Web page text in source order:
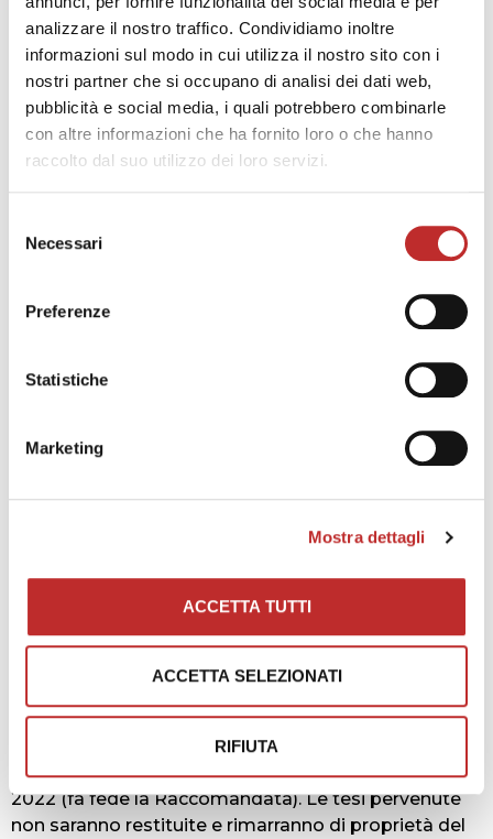
analizzare il nostro traffico. Condividiamo inoltre
informazioni sul modo in cui utilizza il nostro sito con i
nostri partner che si occupano di analisi dei dati web,
pubblicità e social media, i quali potrebbero combinarle
con altre informazioni che ha fornito loro o che hanno
raccolto dal suo utilizzo dei loro servizi.
delNecessari
Preferenze
Statistiche
Marketing
Mostra dettagli
ACCETTA TUTTI
ACCETTA SELEZIONATI
RIFIUTA
I vincitori del Premio Musicainsieme non possono
ripresentare domanda di partecipazione alle edizioni
successive. È invece possibile per tutti gli altri
concorrenti ripresentare candidature già proposte
nelle edizioni precedenti.
La Commissione giudicatrice sarà formata dai due
(attualmente maestri Franco Calabretto e Eddi De
Nadai) e dal rappresentate designato dalla famiglia
Criteri di valutazione principali, ciascuno
la votazione conseguita
l’interesse musicale del programma ai fini
Musicainsieme
Le tesi e i programmi (con attestazione che sono
concerto andranno spedite: una copia in formato
formato pdf al seguente indirizzo: Centro Iniziative
Culturali Pordenone Via Concordia 7 33170
Pordenonecicp@centroculturapordenone.itcon
Il termine ultimo per spedire i lavori è il 30 ottobre
2022 (fa fede la Raccomandata). Le tesi pervenute
non saranno restituite e rimarranno di proprietà del